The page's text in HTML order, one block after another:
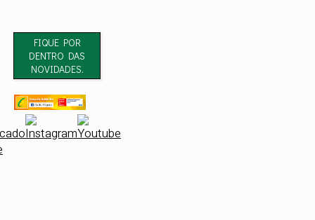
FIQUE POR
DENTRO DAS
NOVIDADES.